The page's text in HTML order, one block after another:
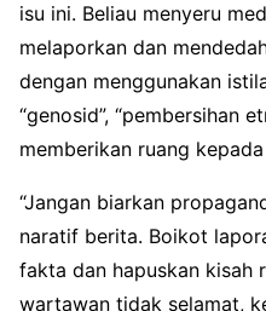
isu ini. Beliau menyeru
melaporkan dan
dengan menggunakan
“genosid”, “pembersihan
memberikan ruang
“Jangan biarkan
naratif berita. Boikot
fakta dan hapuskan kisah
wartawan tidak selamat,